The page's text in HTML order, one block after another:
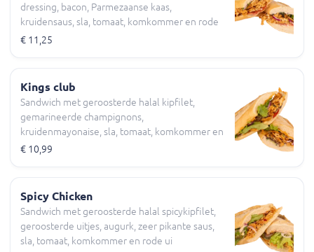
dressing, bacon, Parmezaanse kaas,
kruidensaus, sla, tomaat, komkommer en rode
ui
€ 11,25
Kings club
Sandwich met geroosterde halal kipfilet,
gemarineerde champignons,
kruidenmayonaise, sla, tomaat, komkommer en
rode ui
€ 10,99
Spicy Chicken
Sandwich met geroosterde halal spicykipfilet,
geroosterde uitjes, augurk, zeer pikante saus,
sla, tomaat, komkommer en rode ui